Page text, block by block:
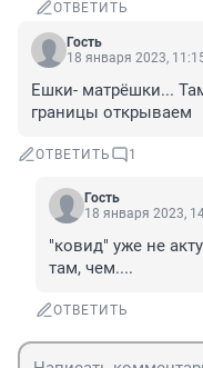
ОТВЕТИТЬ
Гость
18 января 2023,
Ешки- матрёшки...
границы открываем
ОТВЕТИТЬ 1
Гость
18 января 2023,
"ковид" уже не
там, чем....
ОТВЕТИТЬ